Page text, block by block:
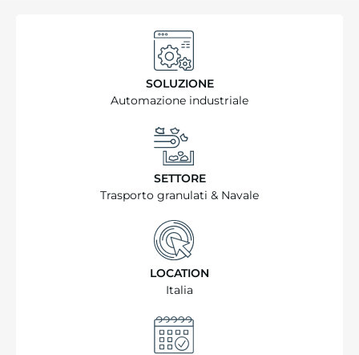
SOLUZIONE
Automazione industriale
SETTORE
Trasporto granulati & Navale
LOCATION
Italia